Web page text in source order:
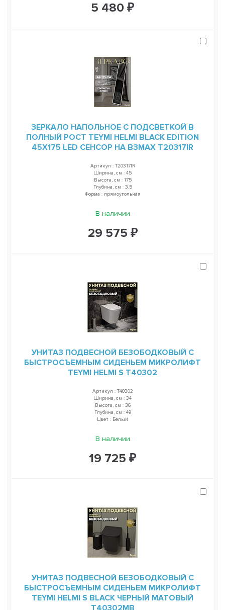
5 480 ₽
ЗЕРКАЛО НАПОЛЬНОЕ С ПОДСВЕТКОЙ В
ПОЛНЫЙ РОСТ TEYMI HELMI BLACK EDITION
45Х175 LED СЕНСОР НА ВЗМАХ T20317IR
Артикул : T20317IR
Ширина, см : 45
Высота, см : 175
Глубина, см : 3.5
Форма : прямоугольная
В наличии
29 575 ₽
УНИТАЗ ПОДВЕСНОЙ БЕЗОБОДКОВЫЙ С
БЫСТРОСЪЕМНЫМ СИДЕНЬЕМ МИКРОЛИФТ
TEYMI HELMI S T40302
Артикул : T40302
Ширина, см : 34
Высота, см : 36
Глубина, см : 49
Цвет : Белый
В наличии
19 725 ₽
УНИТАЗ ПОДВЕСНОЙ БЕЗОБОДКОВЫЙ С
БЫСТРОСЪЕМНЫМ СИДЕНЬЕМ МИКРОЛИФТ
TEYMI HELMI S BLACK ЧЕРНЫЙ МАТОВЫЙ
T40302MB